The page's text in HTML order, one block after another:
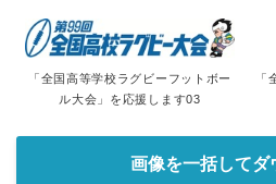
「全国高等学校ラグビーフットボー
ル大会」を応援します03
「
画像を一括してダ